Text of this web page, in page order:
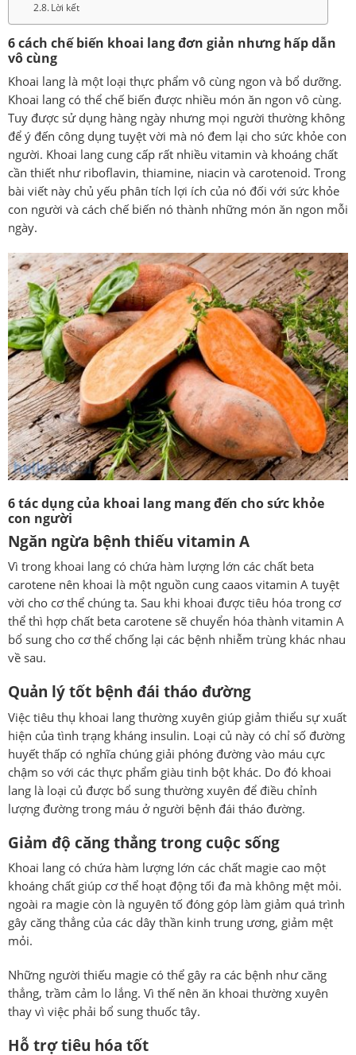
Lời kết
6 cách chế biến khoai lang đơn giản nhưng hấp dẫn
vô cùng
Khoai lang là một loại thực phẩm vô cùng ngon và bổ dưỡng.
Khoai lang có thể chế biến được nhiều món ăn ngon vô cùng.
Tuy được sử dụng hàng ngày nhưng mọi người thường không
để ý đến công dụng tuyệt vời mà nó đem lại cho sức khỏe con
người. Khoai lang cung cấp rất nhiều vitamin và khoáng chất
cần thiết như riboflavin, thiamine, niacin và carotenoid. Trong
bài viết này chủ yếu phân tích lợi ích của nó đối với sức khỏe
con người và cách chế biến nó thành những món ăn ngon mỗi
ngày.
6 tác dụng của khoai lang mang đến cho sức khỏe
con người
Ngăn ngừa bệnh thiếu vitamin A
Vì trong khoai lang có chứa hàm lượng lớn các chất beta
carotene nên khoai là một nguồn cung caaos vitamin A tuyệt
vời cho cơ thể chúng ta. Sau khi khoai được tiêu hóa trong cơ
thể thì hợp chất beta carotene sẽ chuyển hóa thành vitamin A
bổ sung cho cơ thể chống lại các bệnh nhiễm trùng khác nhau
về sau.
Quản lý tốt bệnh đái tháo đường
Việc tiêu thụ khoai lang thường xuyên giúp giảm thiểu sự xuất
hiện của tình trạng kháng insulin. Loại củ này có chỉ số đường
huyết thấp có nghĩa chúng giải phóng đường vào máu cực
chậm so với các thực phẩm giàu tinh bột khác. Do đó khoai
lang là loại củ được bổ sung thường xuyên để điều chỉnh
lượng đường trong máu ở người bệnh đái tháo đường.
Giảm độ căng thẳng trong cuộc sống
Khoai lang có chứa hàm lượng lớn các chất magie cao một
khoáng chất giúp cơ thể hoạt động tối đa mà không mệt mỏi.
ngoài ra magie còn là nguyên tố đóng góp làm giảm quá trình
gây căng thẳng của các dây thần kinh trung ương, giảm mệt
mỏi.
Những người thiếu magie có thể gây ra các bệnh như căng
thẳng, trầm cảm lo lắng. Vì thế nên ăn khoai thường xuyên
thay vì việc phải bổ sung thuốc tây.
Hỗ trợ tiêu hóa tốt